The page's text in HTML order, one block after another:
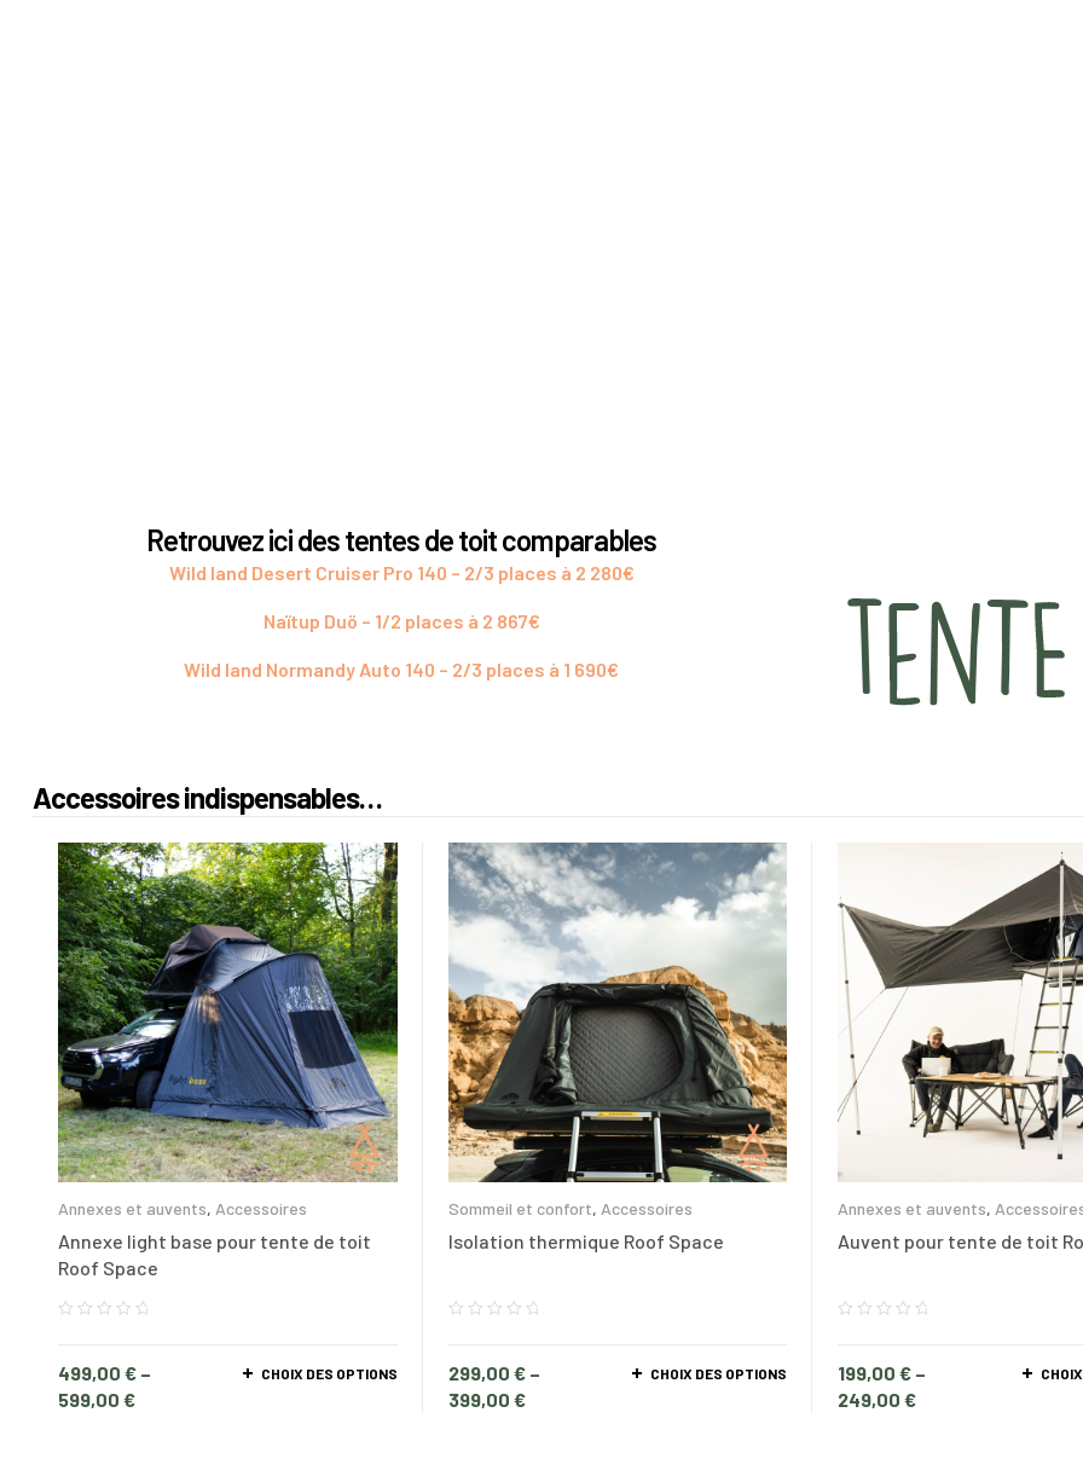
Retrouvez ici des tentes de toit comparables
Wild land Desert Cruiser Pro 140 – 2/3 places à 2 280€
Naïtup Duö – 1/2 places à 2 867€
Wild land Normandy Auto 140 – 2/3 places à 1 690€
Accessoires indispensables…
Annexes et auvents, Accessoires
Annexe light base pour tente de toit
Roof Space
499,00 € –
599,00 €
CHOIX DES OPTIONS
Sommeil et confort, Accessoires
Isolation thermique Roof Space
299,00 €–
399,00 €
CHOIX DES OPTIONS
Annexes et auvents,
Auvent pour tente de toit
199,00 € –
249,00 €